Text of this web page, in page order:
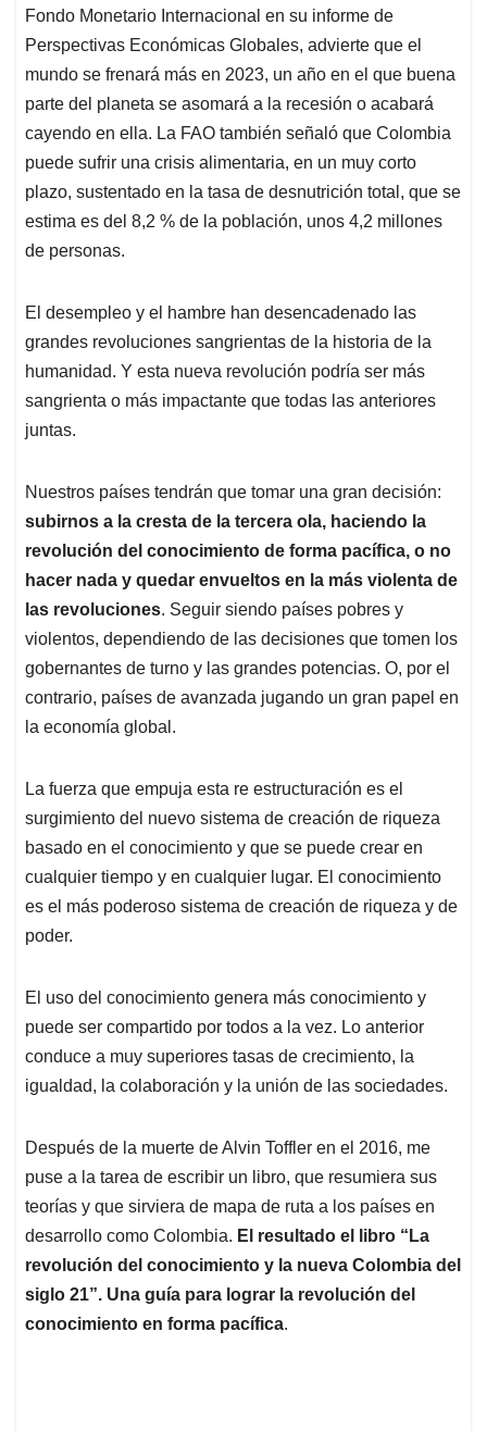
Fondo Monetario Internacional en su informe de
Perspectivas Económicas Globales, advierte que el
mundo se frenará más en 2023, un año en el que buena
parte del planeta se asomará a la recesión o acabará
cayendo en ella. La FAO también señaló que Colombia
puede sufrir una crisis alimentaria, en un muy corto
plazo, sustentado en la tasa de desnutrición total, que se
estima es del 8,2 % de la población, unos 4,2 millones
de personas.
El desempleo y el hambre han desencadenado las
grandes revoluciones sangrientas de la historia de la
humanidad. Y esta nueva revolución podría ser más
sangrienta o más impactante que todas las anteriores
juntas.
Nuestros países tendrán que tomar una gran decisión:
subirnos a la cresta de la tercera ola, haciendo la
revolución del conocimiento de forma pacífica, o no
hacer nada y quedar envueltos en la más violenta de
las revoluciones. Seguir siendo países pobres y
violentos, dependiendo de las decisiones que tomen los
gobernantes de turno y las grandes potencias. O, por el
contrario, países de avanzada jugando un gran papel en
la economía global.
La fuerza que empuja esta re estructuración es el
surgimiento del nuevo sistema de creación de riqueza
basado en el conocimiento y que se puede crear en
cualquier tiempo y en cualquier lugar. El conocimiento
es el más poderoso sistema de creación de riqueza y de
poder.
El uso del conocimiento genera más conocimiento y
puede ser compartido por todos a la vez. Lo anterior
conduce a muy superiores tasas de crecimiento, la
igualdad, la colaboración y la unión de las sociedades.
Después de la muerte de Alvin Toffler en el 2016, me
puse a la tarea de escribir un libro, que resumiera sus
teorías y que sirviera de mapa de ruta a los países en
desarrollo como Colombia. El resultado el libro “La
revolución del conocimiento y la nueva Colombia del
siglo 21”. Una guía para lograr la revolución del
conocimiento en forma pacífica.